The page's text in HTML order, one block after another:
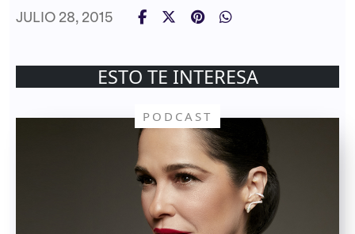
JULIO 28, 2015
ESTO TE INTERESA
PODCAST